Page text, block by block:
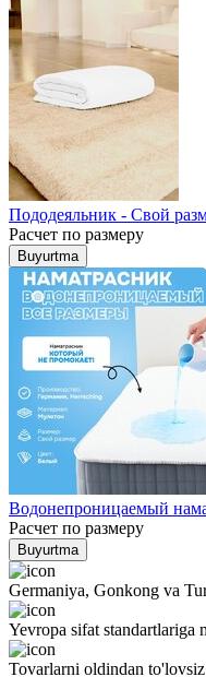
Пододеяльник - Свой
Расчет по размеру
Buyurtma
Водонепроницаемый
Расчет по размеру
Buyurtma
Germaniya, Gonkong va
Yevropa sifat standartlariga
Tovarlarni oldindan